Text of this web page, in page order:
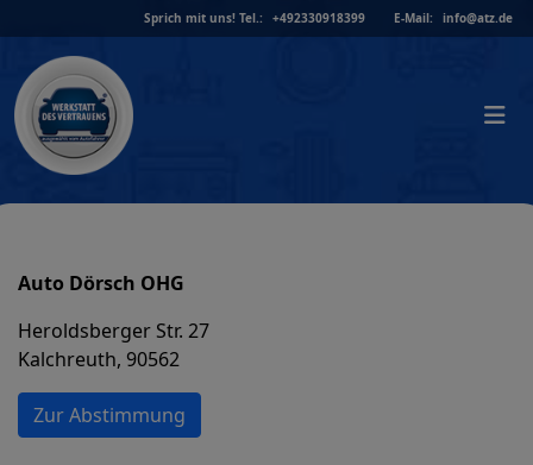
to
content
Sprich mit uns! Tel.: +492330918399 E-Mail: info@atz.de
Auto Dörsch OHG
Heroldsberger Str. 27
Kalchreuth, 90562
Zur Abstimmung